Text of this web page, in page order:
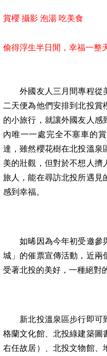
賞櫻 攝影 泡湯 吃美食
偷得浮生半日閒，幸福一整
外國友人三月間專程從
二天便為他們安排到北投賞
的小旅行，就讓外國友人感
內唯一一處完全不塞車的
達，雖然櫻花樹在北投溫泉
美的壯觀，但對於不想人擠
旅人，能在尋訪北投所遇見
感到幸福。
如晞因為今年初受邀參
城」的催票宣傳活動，近兩
受著北投的美好，一種絕對
新北投溫泉區步行即可
格蘭文化館、北投綠建築圖
右任故居）、北投文物館、